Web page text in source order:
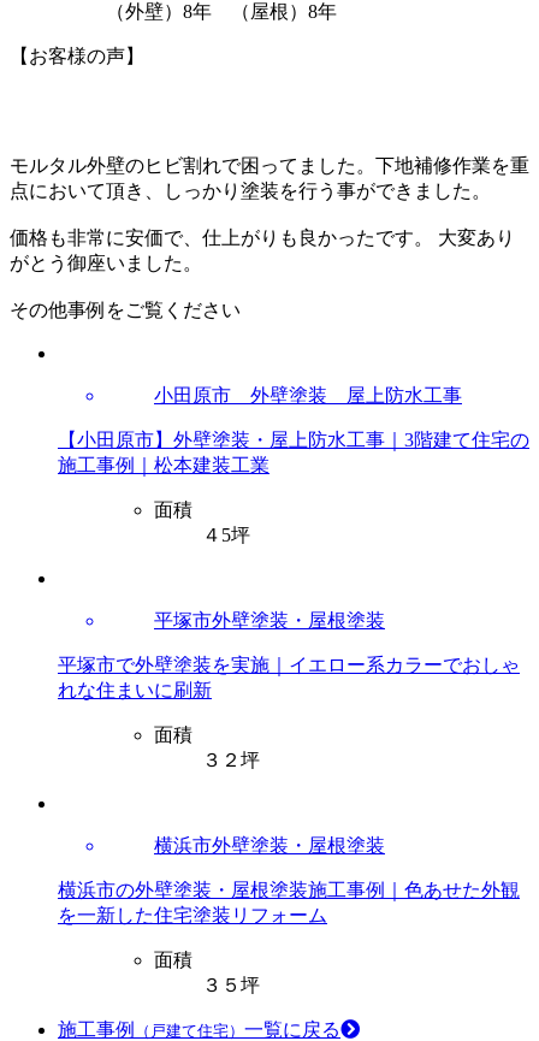
（外壁）8年 （屋根）8年
【お客様の声】
モルタル外壁のヒビ割れで困ってました。下地補修作業を重
点において頂き、しっかり塗装を行う事ができました。
価格も非常に安価で、仕上がりも良かったです。 大変あり
がとう御座いました。
その他事例をご覧ください
小田原市 外壁塗装 屋上防水工事
【小田原市】外壁塗装・屋上防水工事｜3階建て住宅の
施工事例｜松本建装工業
面積
４5坪
平塚市外壁塗装・屋根塗装
平塚市で外壁塗装を実施｜イエロー系カラーでおしゃ
れな住まいに刷新
面積
３２坪
横浜市外壁塗装・屋根塗装
横浜市の外壁塗装・屋根塗装施工事例｜色あせた外観
を一新した住宅塗装リフォーム
面積
３５坪
施工事例 （戸建て住宅） 一覧に戻る